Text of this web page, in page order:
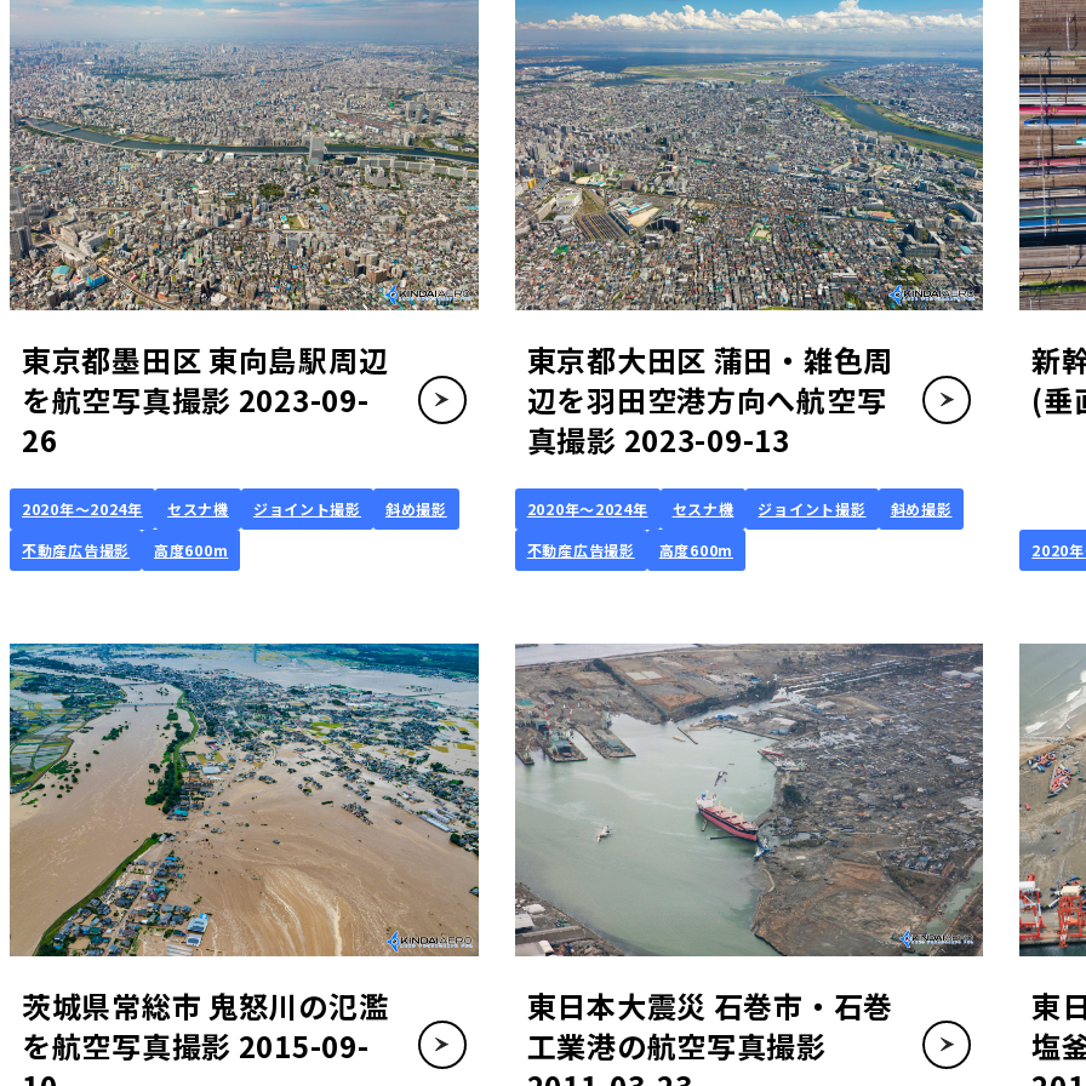
東京都墨田区 東向島駅周辺
を航空写真撮影 2023-09-
26
2020年～2024年 セスナ機 ジョイント撮影
斜め撮影
不動産広告撮影
高度600m
東京都大田区 蒲田・雑色周
辺を羽田空港方向へ航空写
真撮影 2023-09-13
2020年～2024年 セスナ機 ジョイント撮影
斜め撮影
不動産広告撮影
高度600m
新
(垂
2020
茨城県常総市 鬼怒川の氾濫
を航空写真撮影 2015-09-
東日本大震災 石巻市・石巻
工業港の航空写真撮影
東
塩